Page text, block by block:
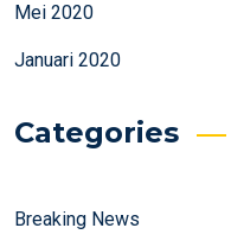
Mei 2020
Januari 2020
Categories
Breaking News